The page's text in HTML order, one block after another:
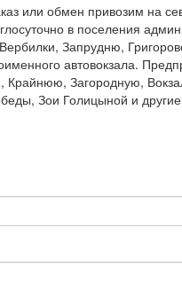
или обмен привозим на
в поселения
Запрудню,
автовокзала.
Загородную,
Зои Голицыной и